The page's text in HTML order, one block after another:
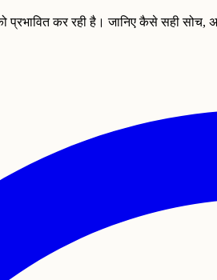
प्रभावित कर रही है। जानिए कैसे सही